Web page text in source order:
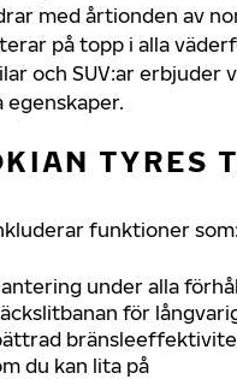
med årtionden av
på topp i alla
och SUV:ar erbjuder
TYRES
funktioner
under alla
för
du kan lita på